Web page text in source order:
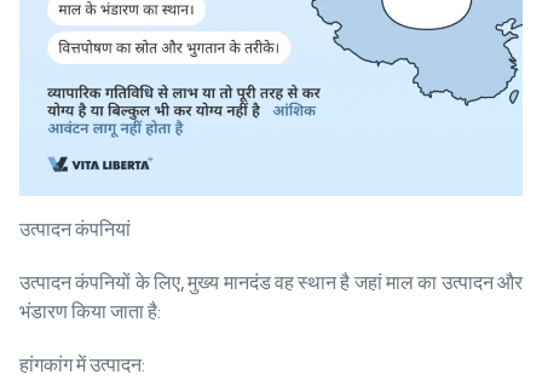
उत्पादन कंपनियां
उत्पादन कंपनियों के लिए, मुख्य मानदंड वह स्थान है जहां माल का उत्पादन और
भंडारण किया जाता है:
हांगकांग में उत्पादन: